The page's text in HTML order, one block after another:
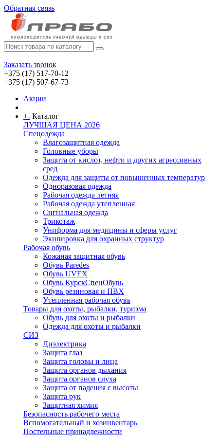
Обратная связь
Заказать звонок
+375 (17) 517-70-12
+375 (17) 507-67-73
Акции
+- Каталог
ЛУЧШАЯ ЦЕНА 2026
Спецодежда
Влагозащитная одежда
Головные уборы
Защита от кислот, нефти и других агрессивных
сред
Одежда для защиты от повышенных температур
Одноразовая одежда
Рабочая одежда летняя
Рабочая одежда утепленная
Сигнальная одежда
Трикотаж
Униформа для медицины и сферы услуг
Экипировка для охранных структур
Рабочая обувь
Кожаная защитная обувь
Обувь Paredes
Обувь UVEX
Обувь КурскСпецОбувь
Обувь резиновая и ПВХ
Утепленная рабочая обувь
Товары для охоты, рыбалки, туризма
Обувь для охоты и рыбалки
Одежда для охоты и рыбалки
СИЗ
Диэлектрика
Защита глаз
Защита головы и лица
Защита органов дыхания
Защита органов слуха
Защита от падения с высоты
Защита рук
Защитная химия
Безопасность рабочего места
Вспомогательный и хозинвентарь
Постельные принадлежности